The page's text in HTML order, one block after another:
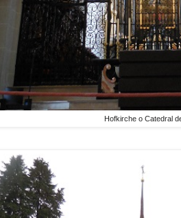
Hofkirche o Catedral